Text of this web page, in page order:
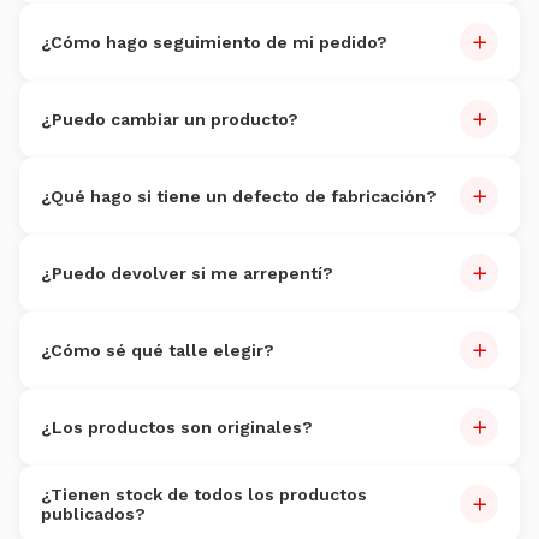
Salí, Lules, Alberdi, Alderetes y Famaillá.
¿Cómo hago seguimiento de mi pedido? +
rastreo.
¿Puedo cambiar un producto? +
¿Qué hago si tiene un defecto de fabricación? +
dentro de 30 días.
¿Puedo devolver si me arrepentí? +
por cuenta del cliente.
¿Cómo sé qué talle elegir? +
WhatsApp al3816095352.
¿Los productos son originales? +
¿Tienen stock de todos los productos
publicados?
+